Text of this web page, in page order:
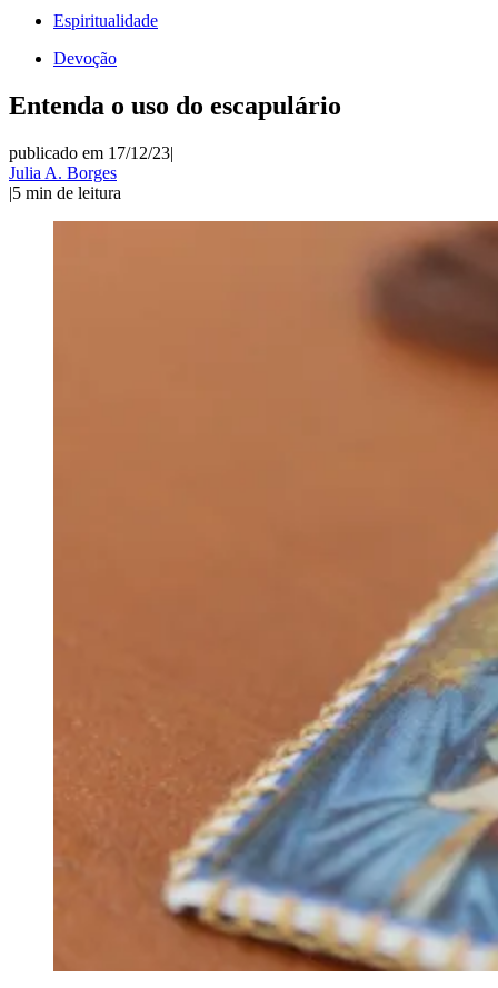
Espiritualidade
Devoção
Entenda o uso do escapulário
publicado em 17/12/23|
Julia A. Borges
|5 min de leitura